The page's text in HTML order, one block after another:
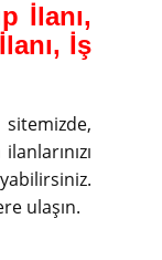
İlanı,
İş
ulaşın.